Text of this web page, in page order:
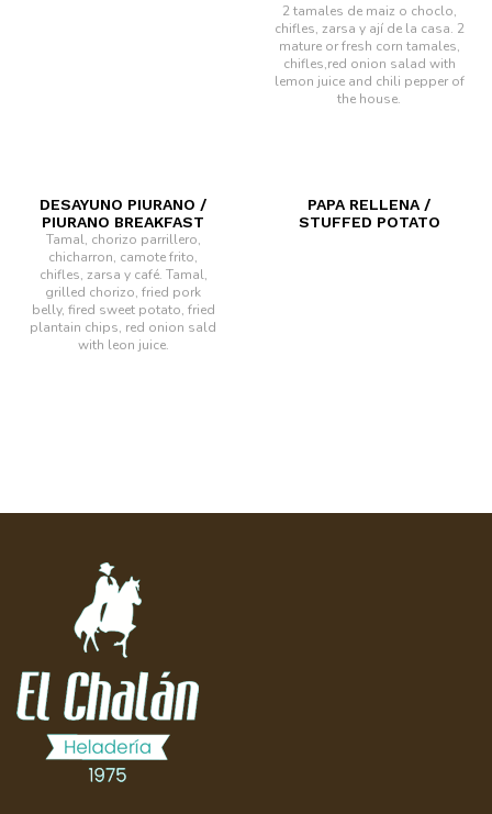
2 tamales de maiz o choclo,
chifles, zarsa y ají de la casa. 2
mature or fresh corn tamales,
chifles,red onion salad with
lemon juice and chili pepper of
the house.
DESAYUNO PIURANO /
PIURANO BREAKFAST
Tamal, chorizo parrillero,
chicharron, camote frito,
chifles, zarsa y café. Tamal,
grilled chorizo, fried pork
belly, fired sweet potato, fried
plantain chips, red onion sald
with leon juice.
PAPA RELLENA /
STUFFED POTATO